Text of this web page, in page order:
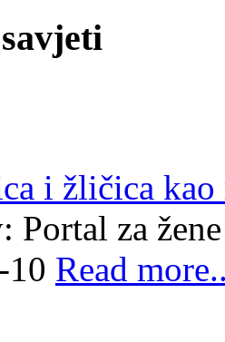
i žličica kao
Portal za žene
10 Read